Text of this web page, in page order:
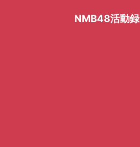
NMB48活動録